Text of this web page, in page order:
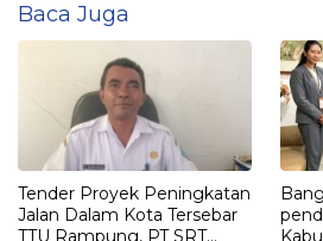
Baca Juga
Tender Proyek Peningkatan
Jalan Dalam Kota Tersebar